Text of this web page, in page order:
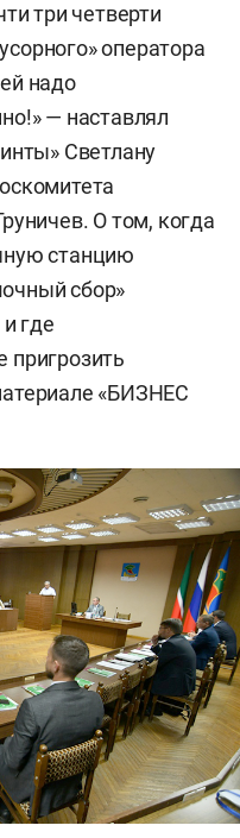
три четверти
оператора
надо
— наставлял
Светлану
О том, когда
станцию
сбор»
где
пригрозить
«БИЗНЕС